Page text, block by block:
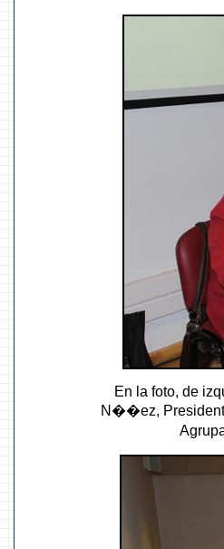
En la foto, de
N��ez,